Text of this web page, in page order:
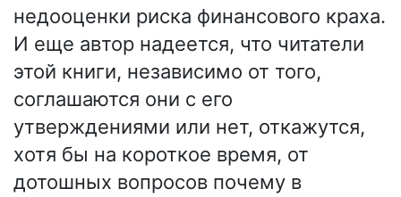
недооценки риска финансового краха.
И еще автор надеется, что читатели
этой книги, независимо от того,
соглашаются они с его
утверждениями или нет, откажутся,
хотя бы на короткое время, от
дотошных вопросов почему в